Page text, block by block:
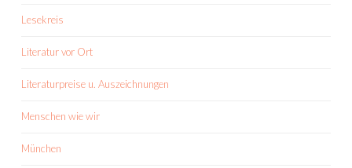
Lesekreis
Literatur vor Ort
Literaturpreise u. Auszeichnungen
Menschen wie wir
München